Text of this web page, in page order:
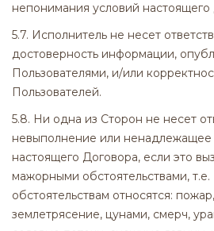
непонимания условий настоящего
5.7. Исполнитель не несет
достоверность информации,
Пользователями, и/или
Пользователей.
5.8. Ни одна из Сторон не несет
невыполнение или ненадлежащее
настоящего Договора, если это
мажорными обстоятельствами, т.е.
обстоятельствам относятся:
землетрясение, цунами, смерч,